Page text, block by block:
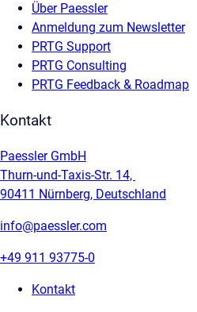
Über Paessler
Anmeldung zum Newsletter
PRTG Support
PRTG Consulting
PRTG Feedback & Roadmap
Kontakt
Paessler GmbH
Thurn-und-Taxis-Str. 14,
90411 Nürnberg, Deutschland
info@paessler.com
+49 911 93775-0
Kontakt